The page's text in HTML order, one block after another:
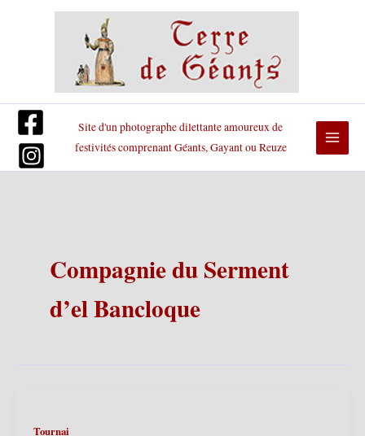
Site d'un photographe dilettante amoureux de
festivités comprenant Géants, Gayant ou Reuze
Compagnie du Serment
d’el Bancloque
Tournai